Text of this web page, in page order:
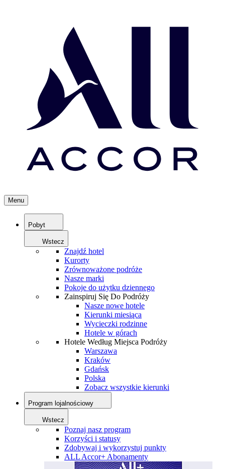
Menu
Pobyt
Wstecz
Znajdź hotel
Kurorty
Zrównoważone podróże
Nasze marki
Pokoje do użytku dziennego
Zainspiruj Się Do Podróży
Nasze nowe hotele
Kierunki miesiąca
Wycieczki rodzinne
Hotele w górach
Hotele Według Miejsca Podróży
Warszawa
Kraków
Gdańsk
Polska
Zobacz wszystkie kierunki
Program lojalnościowy
Wstecz
Poznaj nasz program
Korzyści i statusy
Zdobywaj i wykorzystuj punkty
ALL Accor+ Abonamenty